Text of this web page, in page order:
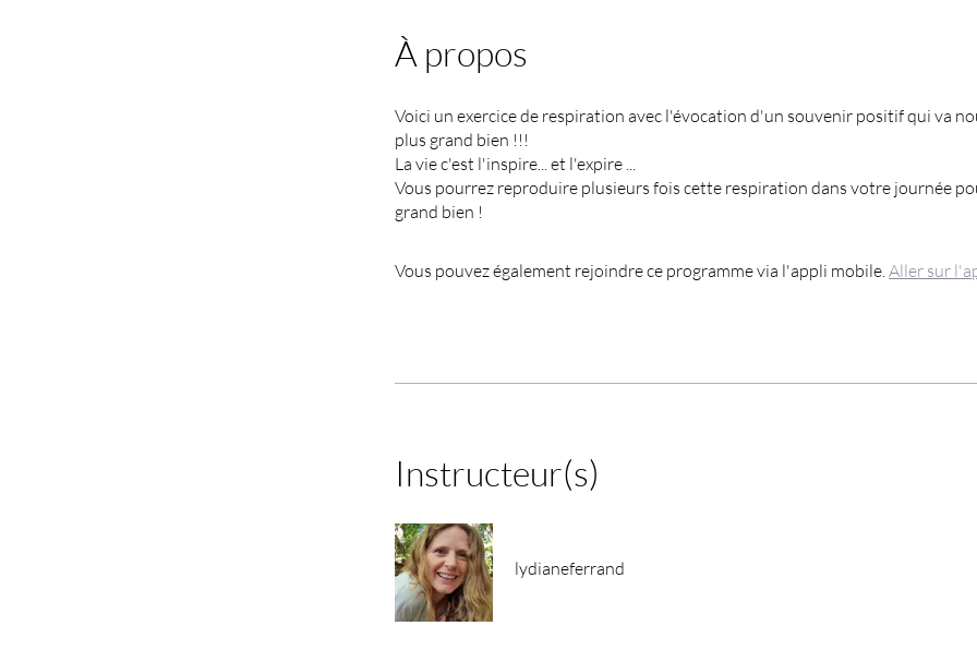
À propos
Voici un exercice de respiration avec l'évocation d'un souvenir positif qui va
plus grand bien !!!
La vie c'est l'inspire... et l'expire ...
Vous pourrez reproduire plusieurs fois cette respiration dans votre journée
grand bien !
Vous pouvez également rejoindre ce programme via l'appli mobile.Aller sur
Instructeur(s)
lydianeferrand